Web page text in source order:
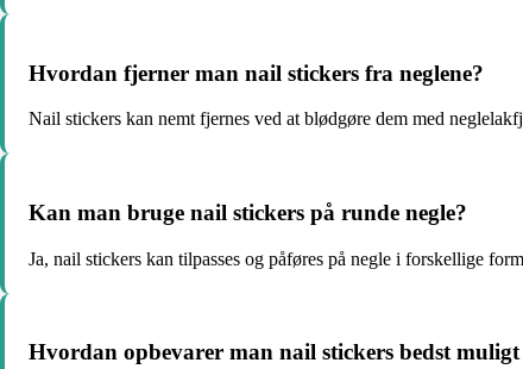
Hvordan fjerner man nail stickers fra neglene?
Nail stickers kan nemt fjernes ved at blødgøre dem med
Kan man bruge nail stickers på runde negle?
Ja, nail stickers kan tilpasses og påføres på negle i forskellige
Hvordan opbevarer man nail stickers bedst